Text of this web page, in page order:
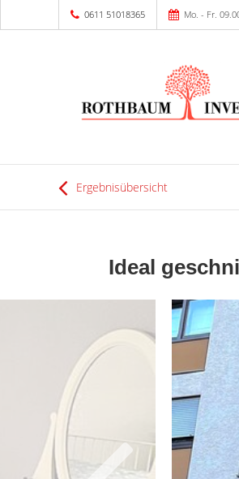
0611 51018365 Mo. - Fr.
Ergebnisübersicht
Ideal